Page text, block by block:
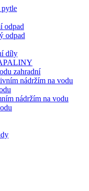
pytle
odpad
odpad
díly
zahradní
nádržím na vodu
nádržím na vodu